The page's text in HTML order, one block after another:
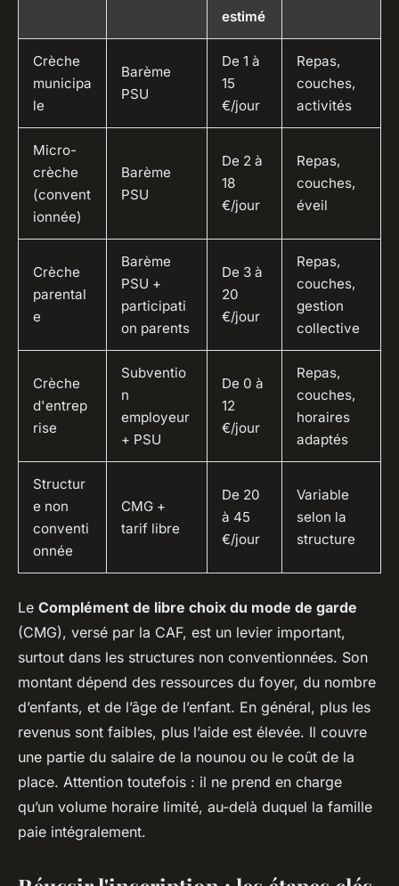
estimé
Crèche
municipa
le
Barème
PSU
De 1 à
15
€/jour
Repas,
couches,
activités
Micro-
crèche
(convent
ionnée)
Barème
PSU
De 2 à
18
€/jour
Repas,
couches,
éveil
Crèche
parental
e
Barème
PSU +
participati
on parents
De 3 à
20
€/jour
Repas,
couches,
gestion
collective
Crèche
d'entrep
rise
Subventio
n
employeur
+ PSU
De 0 à
12
€/jour
Repas,
couches,
horaires
adaptés
Structur
e non
conventi
onnée
CMG +
tarif libre
De 20
à 45
€/jour
Variable
selon la
structure
Le Complément de libre choix du mode de garde
(CMG), versé par la CAF, est un levier important,
surtout dans les structures non conventionnées. Son
montant dépend des ressources du foyer, du nombre
d’enfants, et de l’âge de l’enfant. En général, plus les
revenus sont faibles, plus l’aide est élevée. Il couvre
une partie du salaire de la nounou ou le coût de la
place. Attention toutefois : il ne prend en charge
qu’un volume horaire limité, au-delà duquel la famille
paie intégralement.